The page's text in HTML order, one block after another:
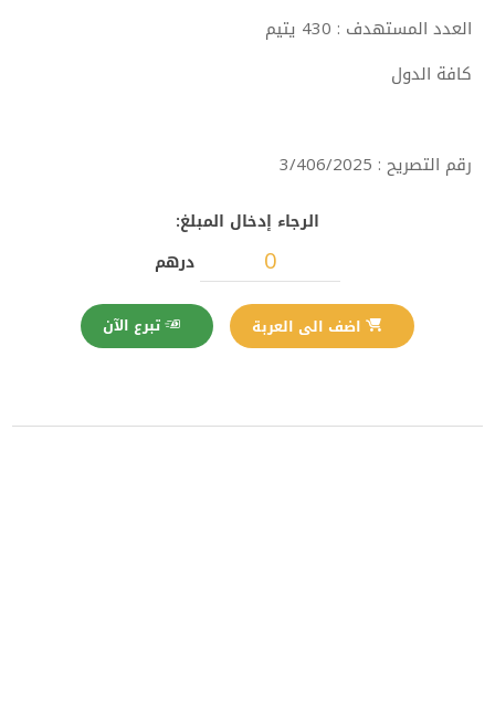
العدد المستهدف : 430 يتيم
كافة الدول
رقم التصريح : 3/406/2025
الرجاء إدخال المبلغ:
درهم